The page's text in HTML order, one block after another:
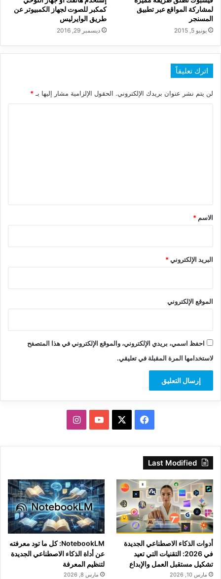
لمشاركة المواقع عبر تطبيق
المسنجر
يونيو 5, 2015
كمكبر للصوت لجهاز الكمبيوتر عن
طريق الوايرليس
ديسمبر 29, 2016
اترك تعليقاً
لن يتم نشر عنوان بريدك الإلكتروني. الحقول الإلزامية مشار إليها بـ *
*
الاسم *
البريد الإلكتروني*
الموقع الإلكتروني
احفظ اسمي، بريدي الإلكتروني، والموقع الإلكتروني في هذا المتصفح
لاستخدامها المرة المقبلة في تعليقي.
فيسبوك ‫YouTubeانستقرام
Last Modified
أدوات الذكاء الاصطناعي الجديدة
في 2026: التقنيات التي تعيد
تشكيل مستقبل العمل والإبداع
مارس 10, 2026
NotebookLM: كل ما تود معرفته
عن أداة الذكاء الاصطناعي الجديدة
لتنظيم المعرفة
مارس 8, 2026